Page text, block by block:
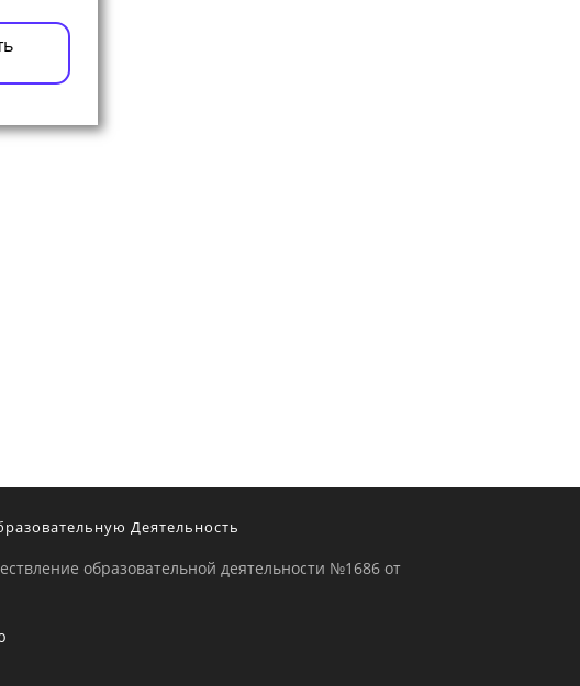
Деятельность
образовательной деятельности №1686 от